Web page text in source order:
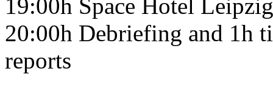
19:00h Space Hotel
20:00h Debriefing and 1h
reports